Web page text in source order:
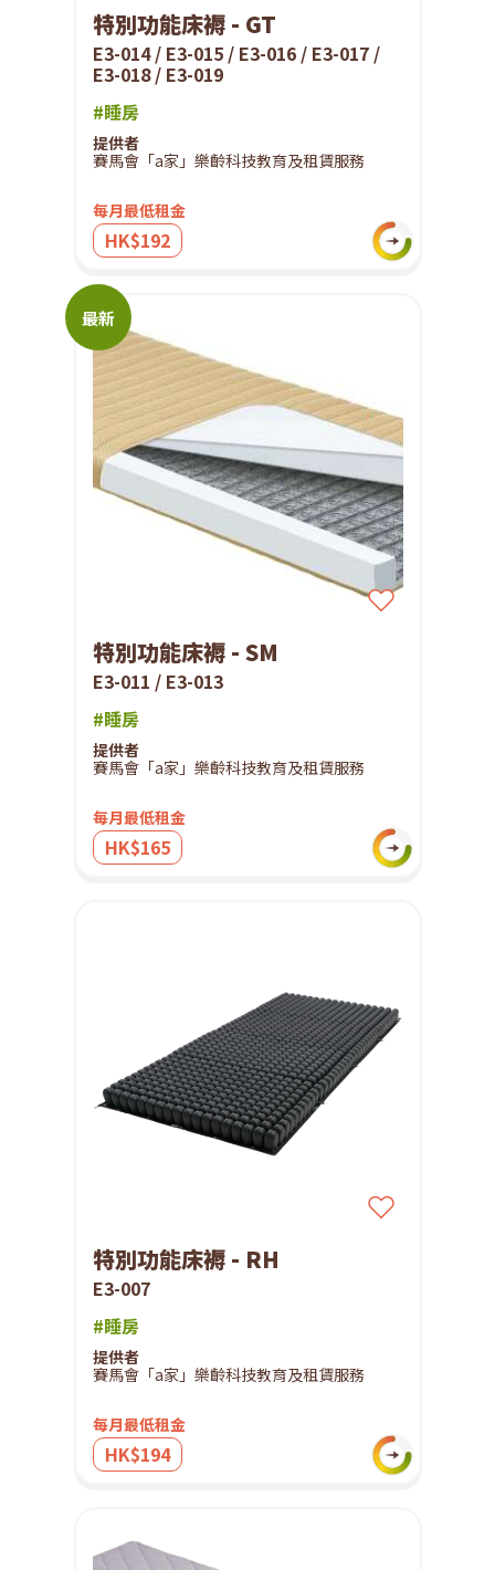
特別功能床褥 - GT
E3-014 / E3-015 / E3-016 / E3-017 /
E3-018 / E3-019
#睡房
提供者
賽馬會「a家」樂齡科技教育及租賃服務
每月最低租金
HK$192
最新
特別功能床褥 - SM
E3-011 / E3-013
#睡房
提供者
賽馬會「a家」樂齡科技教育及租賃服務
每月最低租金
HK$165
特別功能床褥 - RH
E3-007
#睡房
提供者
賽馬會「a家」樂齡科技教育及租賃服務
每月最低租金
HK$194